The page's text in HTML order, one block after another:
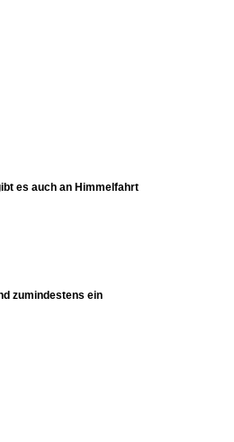
es auch an Himmelfahrt
zumindestens ein